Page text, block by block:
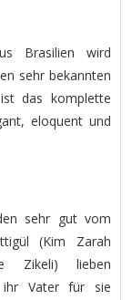
Brasilien wird
sehr bekannten
das komplette
eloquent und
sehr gut vom
(Kim Zarah
Zikeli) lieben
ihr Vater für sie